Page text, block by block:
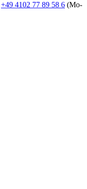
+49 4102 77 89 58 6 (Mo-